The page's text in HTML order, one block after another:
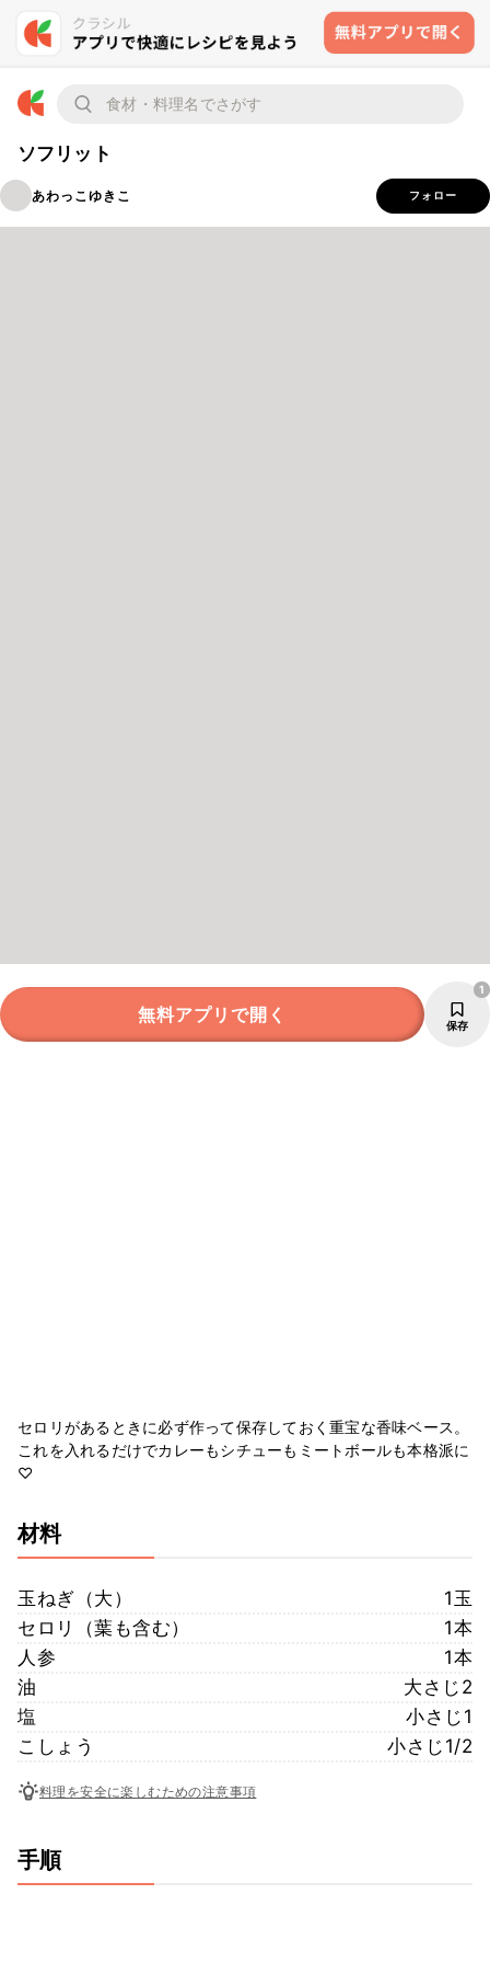
ソフリット
あわっこゆきこ フォロー
無料アプリで開く 保存
1
セロリがあるときに必ず作って保存しておく重宝な香味ベース。
これを入れるだけでカレーもシチューもミートボールも本格派に
♡
材料
玉ねぎ（大）
1玉
セロリ（葉も含む）
1本
人参
1本
油
大さじ2
塩
小さじ1
こしょう
小さじ1/2
料理を安全に楽しむための注意事項
手順